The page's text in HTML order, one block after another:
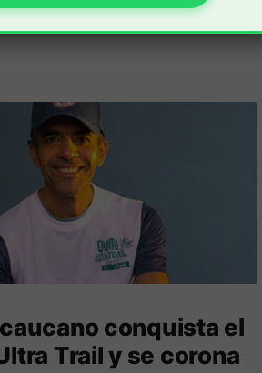
conquista el
Trail y se corona